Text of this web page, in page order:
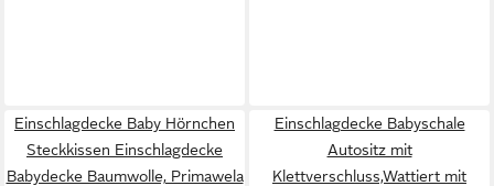
Einschlagdecke Baby Hörnchen
Steckkissen Einschlagdecke
Babydecke Baumwolle, Primawela
Einschlagdecke Babyschale
Autositz mit
Klettverschluss,Wattiert mit